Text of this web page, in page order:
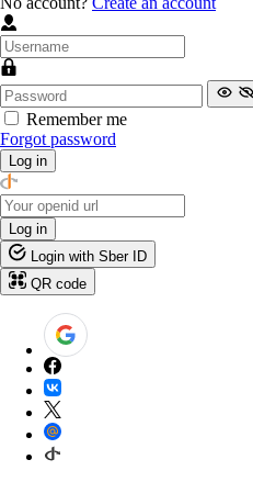
Remember me
Forgot password
Log in
Log in
Login with Sber ID
QR code